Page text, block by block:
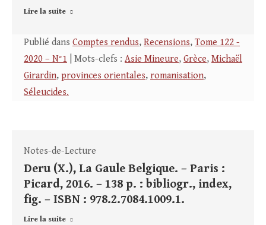
Lire la suite
Publié dans Comptes rendus, Recensions, Tome 122 -
2020 – N°1 | Mots-clefs : Asie Mineure, Grèce, Michaël
Girardin, provinces orientales, romanisation,
Séleucides.
Notes-de-Lecture
Deru (X.), La Gaule Belgique. – Paris :
Picard, 2016. – 138 p. : bibliogr., index,
fig. – ISBN : 978.2.7084.1009.1.
Lire la suite